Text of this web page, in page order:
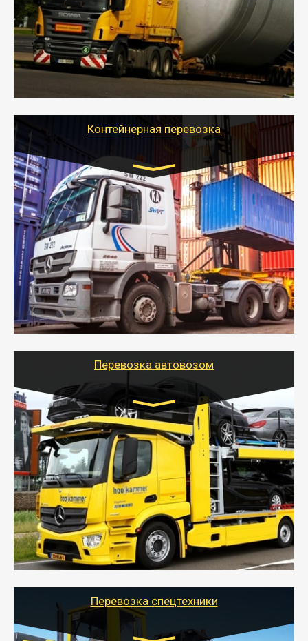
- Перевозка техники и негабаритных грузов
осуществляется после получения разрешения на
перевозку (обычно 7-14 дней).
- Тайгер Логистик в короткие сроки поможет вам
качественно и безопасно перевезти негабаритные
грузы по всей России тралом, манипулятором и
другим транспортом и подобрать оптимальный
Контейнерная перевозка
Цена за км. Рассчитывается
индивидуально
- Контейнерные грузоперевозки на специальном
оборудованном транспорте быстро, качественно и
безопасно.
- Наша транспортная компания поможет
организовать доставку в порт и из порта
стандартных контейнеров на контейнеровозе,
шаландах и площадках (открытых кузовах),
используя надежные крепления.
Перевозка автовозом
Цена за км. Рассчитывается
индивидуально
- Перевозка автовозом от Тайгер Логистик – это
быстрый и безопасный способ доставить несколько
легковых автомобилей за одну поездку в другой
город.
- Наша транспортная компания организует доставку
машин автовозом, подобрав оптимальный маршрут с
учетом всех особенности по пути следования.
Перевозка спецтехники